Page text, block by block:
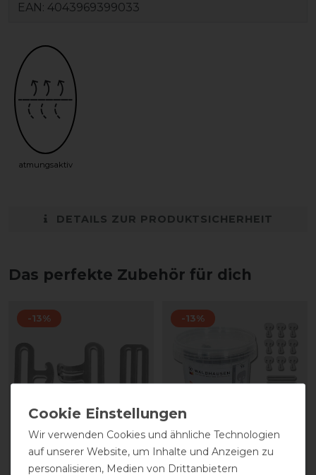
EAN: 4043969399033
atmungsaktiv
DETAILS ZUR PRODUKTSICHERHEIT
Das perfekte Zubehör für dich
-13%
Waldhausen Schnallen
-13%
Waldhausen Safe-Gum
Wir verwenden Cookies und ähnliche Technologien
auf unserer Website, um Inhalte und Anzeigen zu
personalisieren, Medien von Drittanbietern